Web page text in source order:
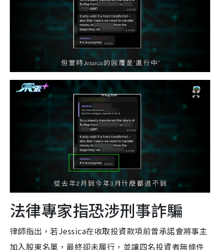
法律專家指恐涉刑事詐騙
律師指出，若Jessica在收取投資款項前曾承諾會將事主
加入股東名單，最終卻未履行，並讓四名投資者無條件